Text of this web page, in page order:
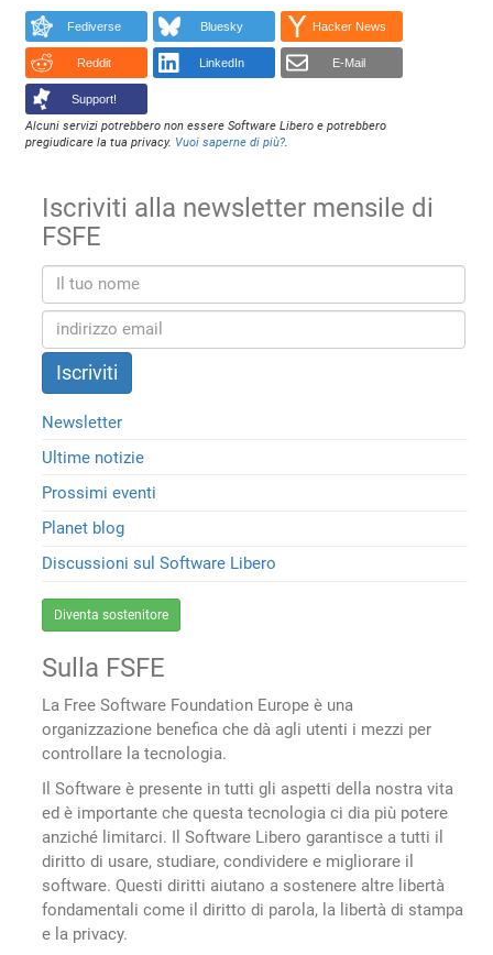
Fediverse Bluesky Hacker News
Reddit LinkedIn E-Mail
Support!
Alcuni servizi potrebbero non essere Software Libero e potrebbero
pregiudicare la tua privacy. Vuoi saperne di più?.
Iscriviti alla newsletter mensile di
FSFE
Newsletter
Ultime notizie
Prossimi eventi
Planet blog
Discussioni sul Software Libero
Diventa sostenitore
Sulla FSFE
La Free Software Foundation Europe è una
organizzazione benefica che dà agli utenti i mezzi per
controllare la tecnologia.
Il Software è presente in tutti gli aspetti della nostra vita
ed è importante che questa tecnologia ci dia più potere
anziché limitarci. Il Software Libero garantisce a tutti il
diritto di usare, studiare, condividere e migliorare il
software. Questi diritti aiutano a sostenere altre libertà
fondamentali come il diritto di parola, la libertà di stampa
e la privacy.